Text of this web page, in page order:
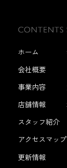
ホーム
会社概要
事業内容
店舗情報
スタッフ紹介
アクセスマップ
更新情報